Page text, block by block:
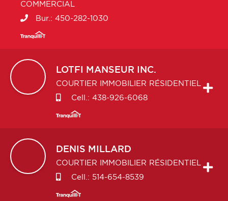
COMMERCIAL
Bur.: 450-282-1030
LOTFI MANSEUR INC.
COURTIER IMMOBILIER RÉSIDENTIEL
Cell.: 438-926-6068
DENIS MILLARD
COURTIER IMMOBILIER RÉSIDENTIEL
Cell.: 514-654-8539